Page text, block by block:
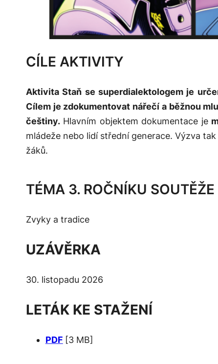
CÍLE AKTIVITY
Aktivita Staň se superdialektologem je
Cílem je zdokumentovat nářečí a běžnou
češtiny.Hlavním objektem dokumentace je
mládeže nebo lidí střední generace. Výzva
žáků.
TÉMA 3. ROČNÍKU SOUTĚŽE
Zvyky a tradice
UZÁVĚRKA
30. listopadu 2026
LETÁK KE STAŽENÍ
PDF [3 MB]